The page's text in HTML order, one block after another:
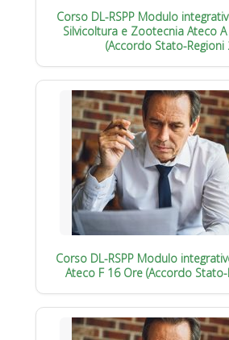
Corso DL-RSPP Modulo
Silvicoltura e Zootecnia Ateco
(Accordo Stato-Regioni
Corso DL-RSPP Modulo
Ateco F 16 Ore (Accordo Stato-